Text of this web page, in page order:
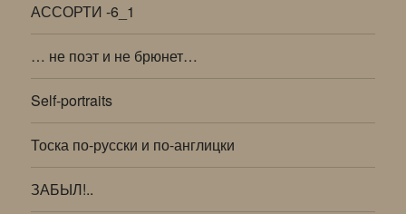
АССОРТИ -6_1
… не поэт и не брюнет…
Self-portraits
Тоска по-русски и по-англицки
ЗАБЫЛ!..